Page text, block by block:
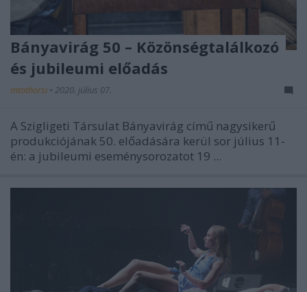
Bányavirág 50 – Közönségtalálkozó
és jubileumi előadás
mtothorsi • 2020. július 07.
A Szigligeti Társulat Bányavirág című nagysikerű
produkciójának 50. előadására kerül sor július 11-
én: a jubileumi eseménysorozatot 19 ...